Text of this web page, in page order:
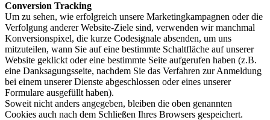
Conversion Tracking
Um zu sehen, wie erfolgreich unsere Marketingkampagnen oder die
Verfolgung anderer Website-Ziele sind, verwenden wir manchmal
Konversionspixel, die kurze Codesignale absenden, um uns
mitzuteilen, wann Sie auf eine bestimmte Schaltfläche auf unserer
Website geklickt oder eine bestimmte Seite aufgerufen haben (z.B.
eine Danksagungsseite, nachdem Sie das Verfahren zur Anmeldung
bei einem unserer Dienste abgeschlossen oder eines unserer
Formulare ausgefüllt haben).
Soweit nicht anders angegeben, bleiben die oben genannten
Cookies auch nach dem Schließen Ihres Browsers gespeichert.